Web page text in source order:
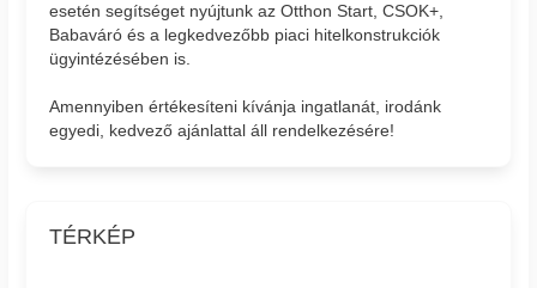
esetén segítséget nyújtunk az Otthon Start, CSOK+,
Babaváró és a legkedvezőbb piaci hitelkonstrukciók
ügyintézésében is.
Amennyiben értékesíteni kívánja ingatlanát, irodánk
egyedi, kedvező ajánlattal áll rendelkezésére!
TÉRKÉP